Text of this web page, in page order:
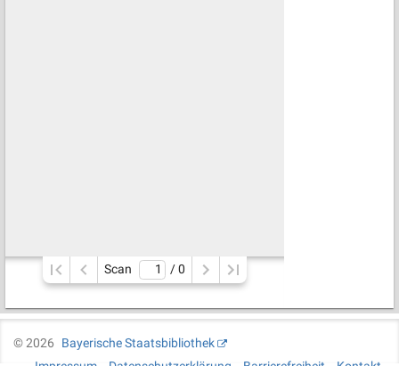
Scan / 0
©2026
Bayerische Staatsbibliothek